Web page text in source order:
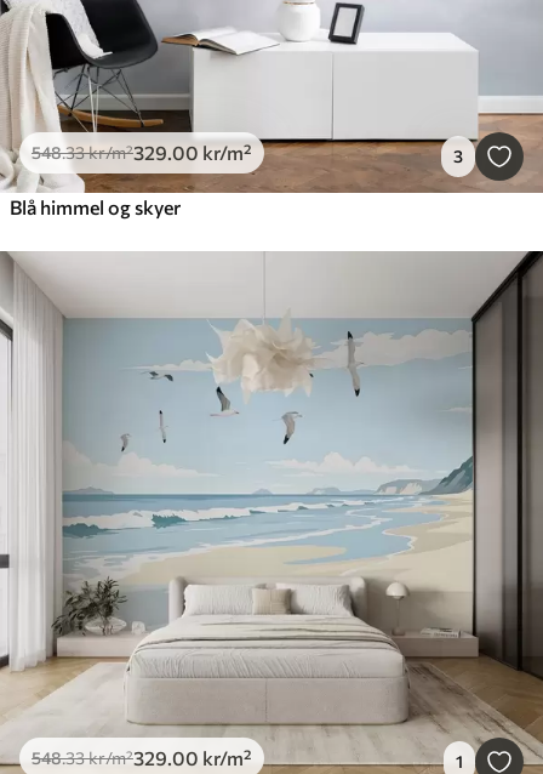
548.33kr/m²329.00 kr/m² 3
Blå himmel og skyer
548.33kr/m²329.00 kr/m² 1